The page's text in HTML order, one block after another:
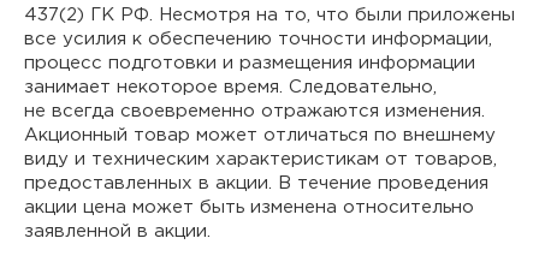
437(2) ГК РФ. Несмотря на то, что были приложены
все усилия к обеспечению точности информации,
процесс подготовки и размещения информации
занимает некоторое время. Следовательно,
не всегда своевременно отражаются изменения.
Акционный товар может отличаться по внешнему
виду и техническим характеристикам от товаров,
предоставленных в акции. В течение проведения
акции цена может быть изменена относительно
заявленной в акции.